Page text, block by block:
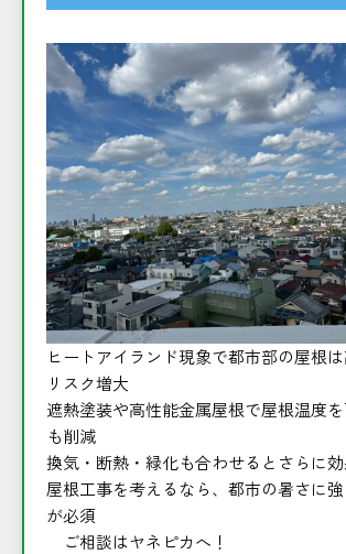
ヒートアイランド現象で都市部の屋根
リスク増大
遮熱塗装や高性能金属屋根で屋根温度
も削減
換気・断熱・緑化も合わせるとさらに
屋根工事を考えるなら、都市の暑さに
が必須
ご相談はヤネピカへ！